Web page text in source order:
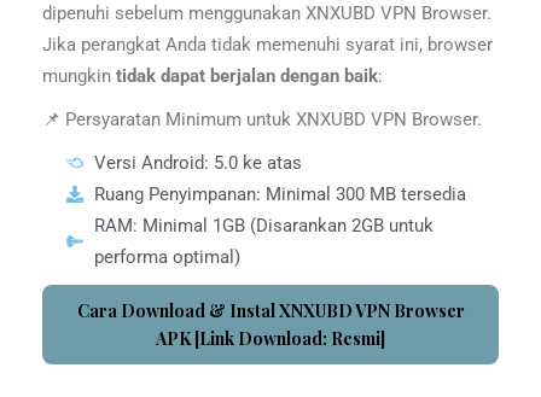
dipenuhi sebelum menggunakan XNXUBD VPN Browser.
Jika perangkat Anda tidak memenuhi syarat ini, browser
mungkin tidak dapat berjalan dengan baik:
📌 Persyaratan Minimum untuk XNXUBD VPN Browser.
Versi Android: 5.0 ke atas
Ruang Penyimpanan: Minimal 300 MB tersedia
RAM: Minimal 1GB (Disarankan 2GB untuk
performa optimal)
Cara Download & Instal XNXUBD VPN Browser
APK [Link Download: Resmi]